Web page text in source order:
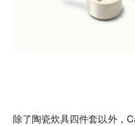
除了陶瓷炊具四件套以外，